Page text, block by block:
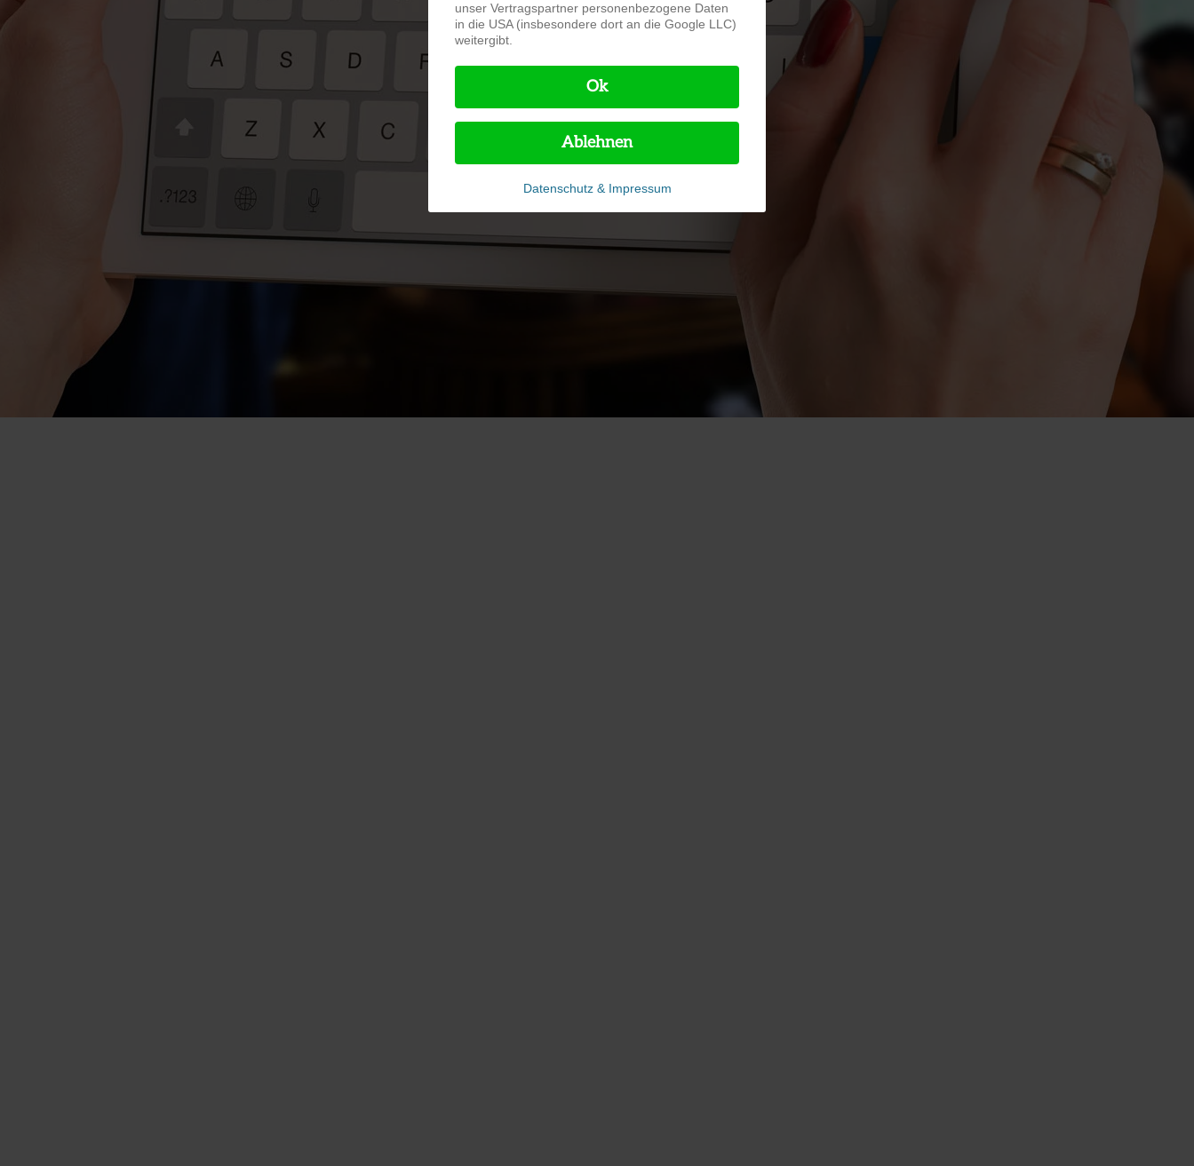
unser Vertragspartner personenbezogene Daten
in die USA (insbesondere dort an die Google LLC)
weitergibt.
Ok
Ablehnen
Datenschutz & Impressum